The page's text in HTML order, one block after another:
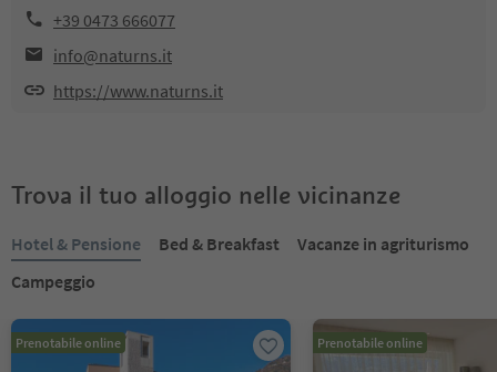
+39 0473 666077
info@naturns.it
https://www.naturns.it
Trova il tuo alloggio nelle vicinanze
Hotel & Pensione Bed & Breakfast
Vacanze in agriturismo
Campeggio
Prenotabile online Prenotabile online